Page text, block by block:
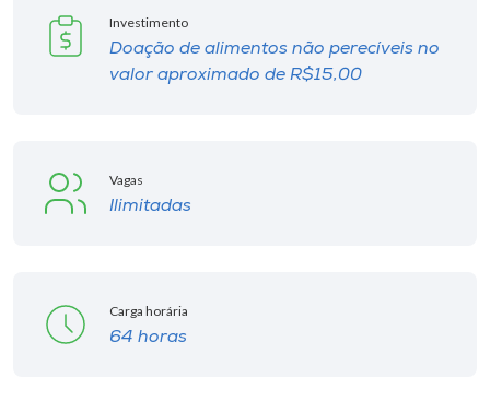
Investimento
Doação de alimentos não perecíveis no
valor aproximado de R$15,00
Vagas
Ilimitadas
Carga horária
64 horas